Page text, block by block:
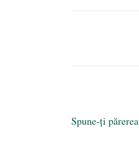
Spune-ți părerea